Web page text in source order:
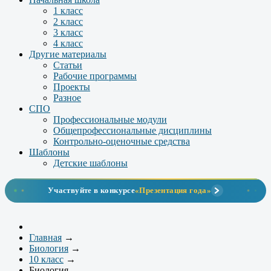
1 класс
2 класс
3 класс
4 класс
Другие материалы
Статьи
Рабочие программы
Проекты
Разное
СПО
Профессиональные модули
Общепрофессиональные дисциплины
Контрольно-оценочные средства
Шаблоны
Детские шаблоны
Участвуйте в конкурсе«Презентация года»
Главная →
Биология →
10 класс →